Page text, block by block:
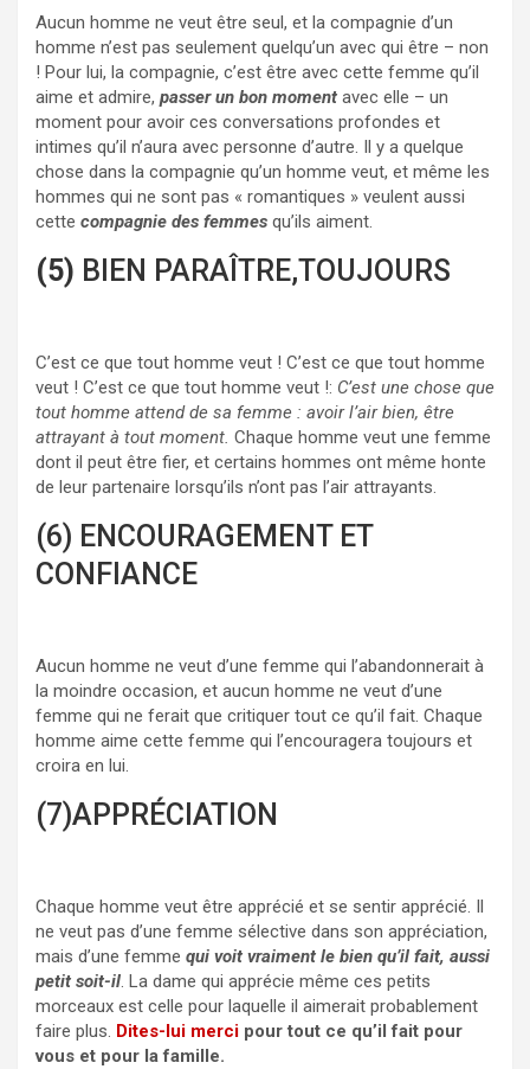
Aucun homme ne veut être seul, et la compagnie d’un
homme n’est pas seulement quelqu’un avec qui être – non
! Pour lui, la compagnie, c’est être avec cette femme qu’il
aime et admire, passer un bon moment avec elle – un
moment pour avoir ces conversations profondes et
intimes qu’il n’aura avec personne d’autre. Il y a quelque
chose dans la compagnie qu’un homme veut, et même les
hommes qui ne sont pas « romantiques » veulent aussi
cette compagnie des femmes qu’ils aiment.
(5) BIEN PARAÎTRE,TOUJOURS
C’est ce que tout homme veut ! C’est ce que tout homme
veut ! C’est ce que tout homme veut !: C’est une chose que
tout homme attend de sa femme : avoir l’air bien, être
attrayant à tout moment. Chaque homme veut une femme
dont il peut être fier, et certains hommes ont même honte
de leur partenaire lorsqu’ils n’ont pas l’air attrayants.
(6) ENCOURAGEMENT ET
CONFIANCE
Aucun homme ne veut d’une femme qui l’abandonnerait à
la moindre occasion, et aucun homme ne veut d’une
femme qui ne ferait que critiquer tout ce qu’il fait. Chaque
homme aime cette femme qui l’encouragera toujours et
croira en lui.
(7)APPRÉCIATION
Chaque homme veut être apprécié et se sentir apprécié. Il
ne veut pas d’une femme sélective dans son appréciation,
mais d’une femme qui voit vraiment le bien qu’il fait, aussi
petit soit-il. La dame qui apprécie même ces petits
morceaux est celle pour laquelle il aimerait probablement
faire plus. Dites-lui merci pour tout ce qu’il fait pour
vous et pour la famille.